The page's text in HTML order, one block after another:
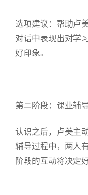
选项建议：帮助卢
对话中表现出对学
好印象。
第二阶段：课业辅
认识之后，卢美主
辅导过程中，两人
阶段的互动将决定